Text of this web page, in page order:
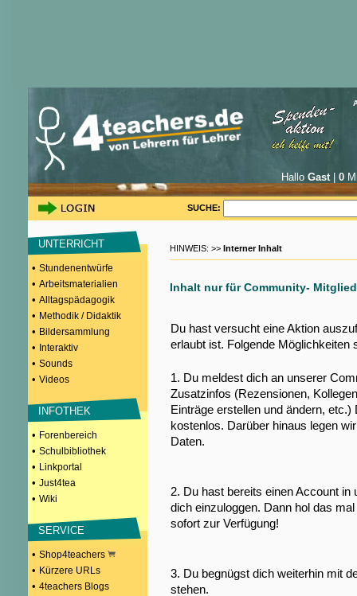
Hallo Gast| 0
SUCHE:
UNTERRICHT
• Stundenentwürfe
• Arbeitsmaterialien
• Alltagspädagogik
• Methodik / Didaktik
• Bildersammlung
• Interaktiv
• Sounds
• Videos
INFOTHEK
• Forenbereich
• Schulbibliothek
• Linkportal
• Just4tea
• Wiki
SERVICE
• Shop4teachers
• Kürzere URLs
• 4teachers Blogs
HINWEIS: >> Interner Inhalt
Inhalt nur für Community-
Du hast versucht eine Aktion
erlaubt ist. Folgende Möglichkeiten
1. Du meldest dich an unserer
Zusatzinfos (Rezensionen,
Einträge erstellen und ändern,
kostenlos. Darüber hinaus legen
Daten.
2. Du hast bereits einen Account
dich einzuloggen. Dann hol das
sofort zur Verfügung!
3. Du begnügst dich weiterhin mit
stehen.